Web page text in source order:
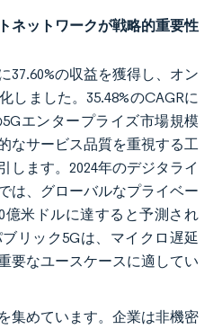
ネットワークが戦略的重要性
37.60%の収益を獲得し、オン
しました。35.48%のCAGRに
エンタープライズ市場規模
なサービス品質を重視する工
します。2024年のデジタライ
は、グローバルなプライベー
億米ドルに達すると予測され
リック5Gは、マイクロ遅延
要なユースケースに適してい
集めています。企業は非機密